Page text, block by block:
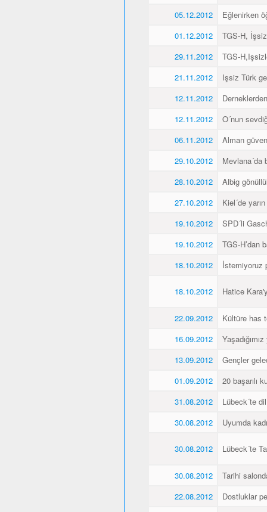
05.12.2012
Eğlenirken
01.12.2012
TGS-H,
29.11.2012
TGS-
21.11.2012
Işsiz Türk
12.11.2012
12.11.2012
O´nun
06.11.2012
Alman
29.10.2012
Mevlana´da
28.10.2012
Albig
27.10.2012
Kiel´de
19.10.2012
SPD´li
19.10.2012
TGS-H’dan
18.10.2012
İstemiyoruz
18.10.2012 Hatice
22.09.2012
Kültüre has
16.09.2012
13.09.2012
Gençler
01.09.2012
20 başarılı
31.08.2012
Lübeck´te
30.08.2012
Uyumda
30.08.2012 Lübeck´te
30.08.2012
Tarihi
22.08.2012
Dostluklar